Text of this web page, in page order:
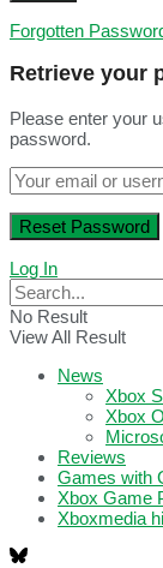
Forgotten
Retrieve your
Please enter your
password.
Log In
No Result
View All Result
News
Xbox
Xbox
Reviews
Games with
Xbox Game
Xboxmedia